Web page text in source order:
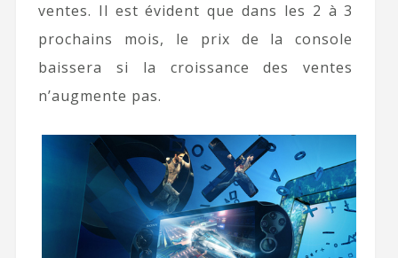
ventes. Il est évident que dans les 2 à 3
prochains mois, le prix de la console
baissera si la croissance des ventes
n’augmente pas.